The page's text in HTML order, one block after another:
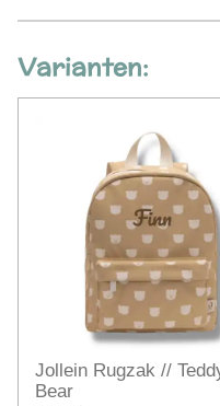
Varianten:
Jollein Rugzak //
Bear